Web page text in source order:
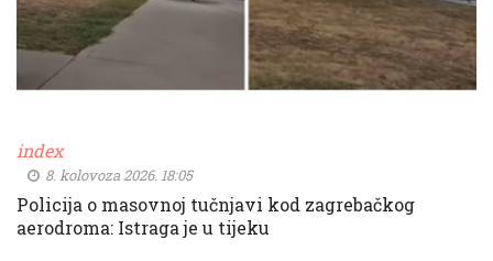
index
8. kolovoza 2026. 18:05
Policija o masovnoj tučnjavi kod zagrebačkog
aerodroma: Istraga je u tijeku